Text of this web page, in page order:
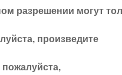
разрешении могут
произведите